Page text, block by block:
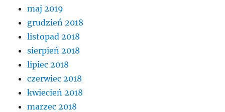
maj 2019
grudzień 2018
listopad 2018
sierpień 2018
lipiec 2018
czerwiec 2018
kwiecień 2018
marzec 2018